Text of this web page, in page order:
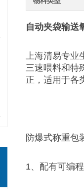
自动夹袋输送
上海清易专业
三速喂料和特
正，适用于各
防爆式称重包
1、配有可编